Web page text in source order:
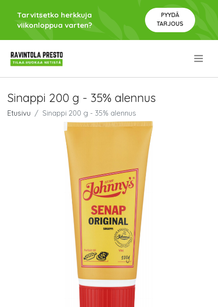
Tarvitsetko herkkuja
viikonloppua varten?
PYYDÄ
TARJOUS
Sinappi 200 g - 35% alennus
Etusivu Sinappi 200 g - 35% alennus